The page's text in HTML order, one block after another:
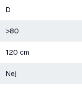
D
>80
120 cm
Nej